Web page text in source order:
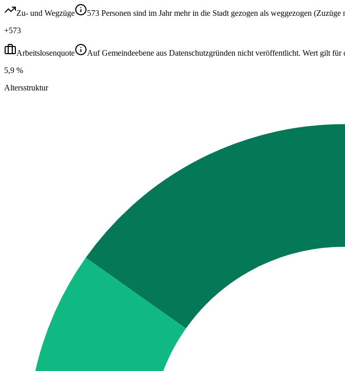
Zu- und Wegzüge
573 Personen sind im Jahr mehr in die Stadt gezogen als weggezogen
+573
Arbeitslosenquote
Auf Gemeindeebene aus Datenschutzgründen nicht veröffentlicht. Wert gilt
5,9 %
Altersstruktur